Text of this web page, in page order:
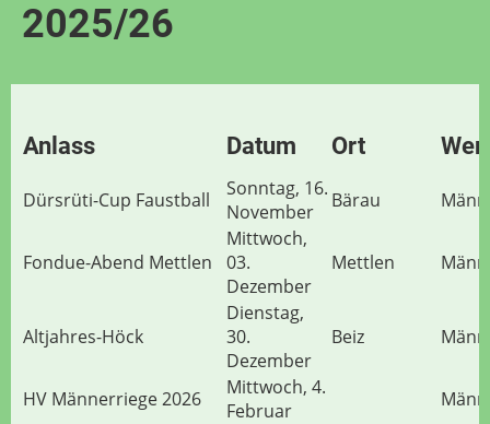
2025/26
Anlass Datum Ort Wer
Dürsrüti-Cup Faustball
Sonntag, 16.
November
Bärau
Fondue-Abend Mettlen
Mittwoch,
03.
Dezember
Mettlen
Altjahres-Höck
Dienstag,
30.
Dezember
Beiz
HV Männerriege 2026
Mittwoch, 4.
Februar